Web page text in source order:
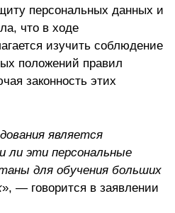
персональных данных и
что в ходе
изучить соблюдение
положений правил
законность этих
является
ли эти персональные
для обучения больших
», — говорится в заявлении